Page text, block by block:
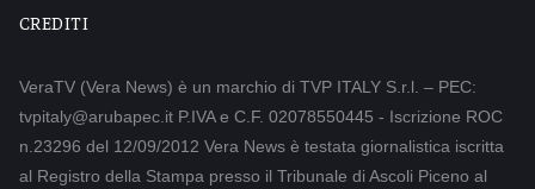
CREDITI
VeraTV (Vera News) è un marchio di TVP ITALY S.r.l. – PEC:
tvpitaly@arubapec.it P.IVA e C.F. 02078550445 - Iscrizione ROC
n.23296 del 12/09/2012 Vera News è testata giornalistica iscritta
al Registro della Stampa presso il Tribunale di Ascoli Piceno al